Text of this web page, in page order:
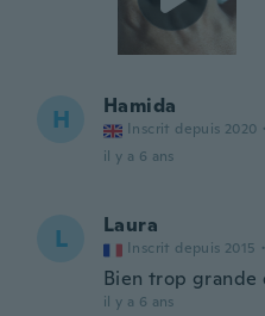
H Hamida
Inscrit depuis 2020 ·
il y a 6 ans
L Laura
Inscrit depuis 2015 ·
Bien trop grande
il y a 6 ans